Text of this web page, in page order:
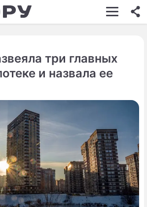
ШОУ-БИЗНЕС
КИНО
ЗДОРОВЬЕ
ПРОИСШЕСТВИЯ
СОННИК
СТИЛЬ ЖИЗНИ
СЕРИАЛЫ
три главных
и назвала ее